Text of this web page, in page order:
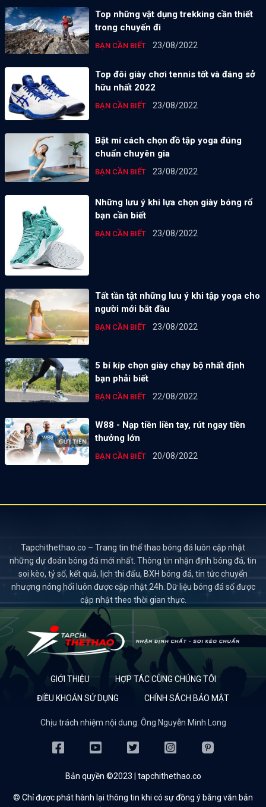
Top những vật dụng trekking cần thiết
trong chuyến đi
BẠN CẦN BIẾT 23/08/2022
Top đôi giày chơi tennis tốt và đáng sở
hữu nhất 2022
BẠN CẦN BIẾT 23/08/2022
Bật mí cách chọn đồ tập yoga đúng
chuẩn chuyên gia
BẠN CẦN BIẾT 23/08/2022
Những lưu ý khi lựa chọn giày bóng rổ
bạn cần biết
BẠN CẦN BIẾT 23/08/2022
Tất tần tật những lưu ý khi tập yoga cho
người mới bắt đầu
BẠN CẦN BIẾT 23/08/2022
5 bí kíp chọn giày chạy bộ nhất định
bạn phải biết
BẠN CẦN BIẾT 22/08/2022
W88 - Nạp tiền liền tay, rút ngay tiền
thưởng lớn
BẠN CẦN BIẾT 20/08/2022
Tapchithethao.co – Trang tin thể thao bóng đá luôn cập nhật
những dự đoán bóng đá mới nhất. Thông tin nhận định bóng đá, tin
soi kèo, tỷ số, kết quả, lịch thi đấu, BXH bóng đá, tin tức chuyển
nhượng nóng hổi luôn được cập nhật 24h. Dữ liệu bóng đá số được
cập nhật theo thời gian thực.
GIỚI THIỆU
HỢP TÁC CÙNG CHÚNG TÔI
ĐIỀU KHOẢN SỬ DỤNG
CHÍNH SÁCH BẢO MẬT
Chịu trách nhiệm nội dung: Ông Nguyễn Minh Long
Bản quyền ©2023 | tapchithethao.co
© Chỉ được phát hành lại thông tin khi có sự đồng ý bằng văn bản